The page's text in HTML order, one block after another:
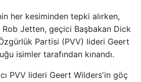
her kesiminden tepki alırken,
Rob Jetten, geçici Başbakan Dick
Partisi (PVV) lideri Geert
isimler tarafından kınandı.
PVV lideri Geert Wilders'in göç